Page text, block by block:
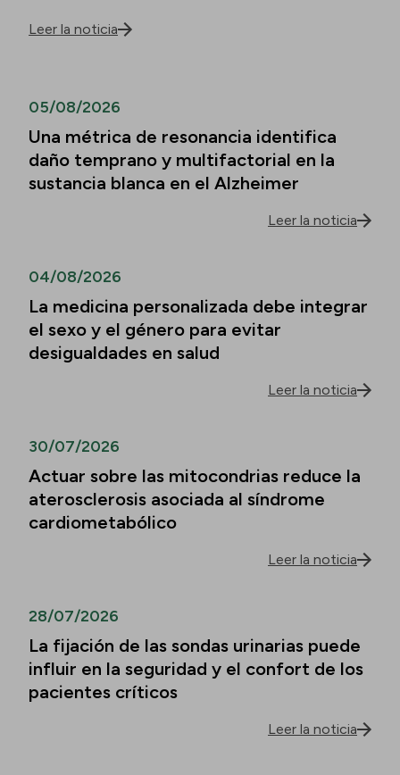
Leer la noticia
05/08/2026
Una métrica de resonancia identifica
daño temprano y multifactorial en la
sustancia blanca en el Alzheimer
Leer la noticia
04/08/2026
La medicina personalizada debe integrar
el sexo y el género para evitar
desigualdades en salud
Leer la noticia
30/07/2026
Actuar sobre las mitocondrias reduce la
aterosclerosis asociada al síndrome
cardiometabólico
Leer la noticia
28/07/2026
La fijación de las sondas urinarias puede
influir en la seguridad y el confort de los
pacientes críticos
Leer la noticia